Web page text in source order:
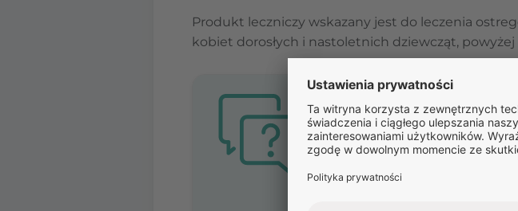
Produkt leczniczy wskazany jest do leczenia
kobiet dorosłych i nastoletnich dziewcząt, powyżej
Masz pytania dotyczące
Odpowiedź na pytanie nie
umów się na teleporadę w